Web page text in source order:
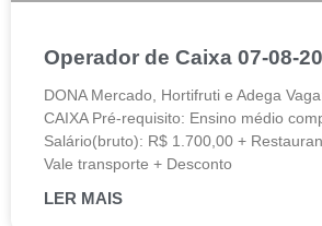
Operador de Caixa 07-08-
DONA Mercado, Hortifruti e Adega
CAIXA Pré-requisito: Ensino médio
Salário(bruto): R$ 1.700,00 +
Vale transporte + Desconto
LER MAIS